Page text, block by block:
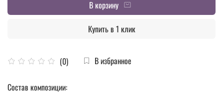
(0) В избранное
В корзину
Купить в 1 клик
Состав композиции: